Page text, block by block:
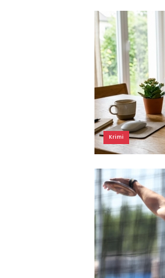
Krimi